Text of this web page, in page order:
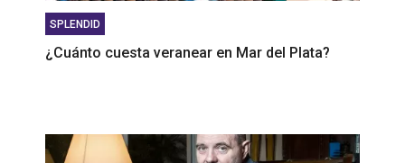
SPLENDID
¿Cuánto cuesta veranear en Mar del Plata?